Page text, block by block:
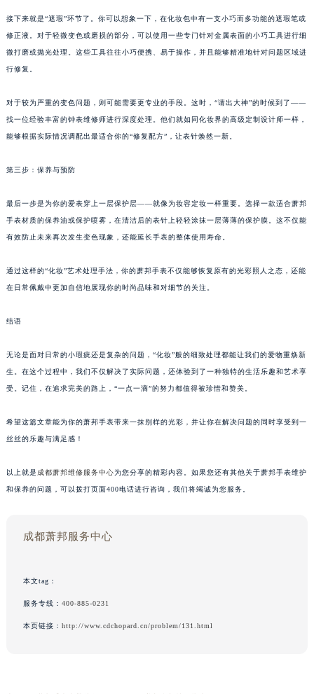
接下来就是“遮瑕”环节了。你可以想象一下，在化妆包中有一支小巧而多功能的遮瑕笔或
修正液。对于轻微变色或磨损的部分，可以使用一些专门针对金属表面的小巧工具进行细
微打磨或抛光处理。这些工具往往小巧便携、易于操作，并且能够精准地针对问题区域进
行修复。
对于较为严重的变色问题，则可能需要更专业的手段。这时，“请出大神”的时候到了——
找一位经验丰富的钟表维修师进行深度处理。他们就如同化妆界的高级定制设计师一样，
能够根据实际情况调配出最适合你的“修复配方”，让表针焕然一新。
第三步：保养与预防
最后一步是为你的爱表穿上一层保护层——就像为妆容定妆一样重要。选择一款适合萧邦
手表材质的保养油或保护喷雾，在清洁后的表针上轻轻涂抹一层薄薄的保护膜。这不仅能
有效防止未来再次发生变色现象，还能延长手表的整体使用寿命。
通过这样的“化妆”艺术处理手法，你的萧邦手表不仅能够恢复原有的光彩照人之态，还能
在日常佩戴中更加自信地展现你的时尚品味和对细节的关注。
结语
无论是面对日常的小瑕疵还是复杂的问题，“化妆”般的细致处理都能让我们的爱物重焕新
生。在这个过程中，我们不仅解决了实际问题，还体验到了一种独特的生活乐趣和艺术享
受。记住，在追求完美的路上，“一点一滴”的努力都值得被珍惜和赞美。
希望这篇文章能为你的萧邦手表带来一抹别样的光彩，并让你在解决问题的同时享受到一
丝丝的乐趣与满足感！
以上就是 成都萧邦维修服务中心为您分享的精彩内容。如果您还有其他关于萧邦手表维护
和保养的问题，可以拨打页面400电话进行咨询，我们将竭诚为您服务。
成都萧邦服务中心
本文tag：
服务专线： 400-885-0231
本页链接： http://www.cdchopard.cn/problem/131.html